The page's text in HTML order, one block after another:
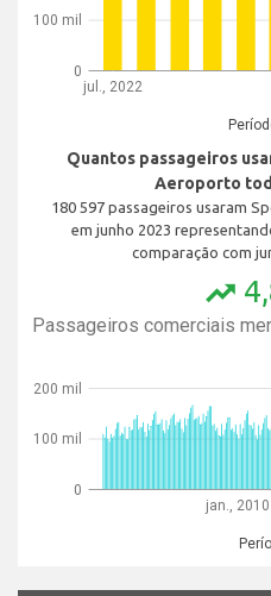
jul., 2022
0
100 mil
Quantos passageiros
Aeroporto
180 597 passageiros usaram
em junho 2023
comparação com
trending_up
Passageiros comerciais
jan., 2010
0
100 mil
200 mil